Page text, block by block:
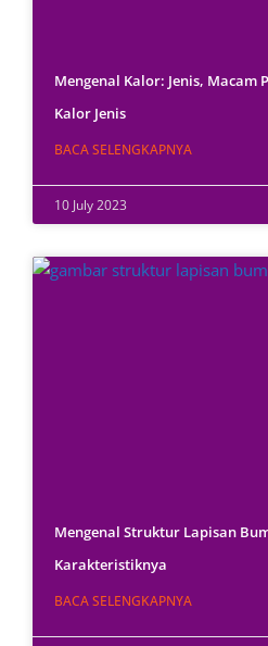
Mengenal Kalor: Jenis, Macam
Kalor Jenis
BACA SELENGKAPNYA
10 July 2023
Mengenal Struktur Lapisan
Karakteristiknya
BACA SELENGKAPNYA